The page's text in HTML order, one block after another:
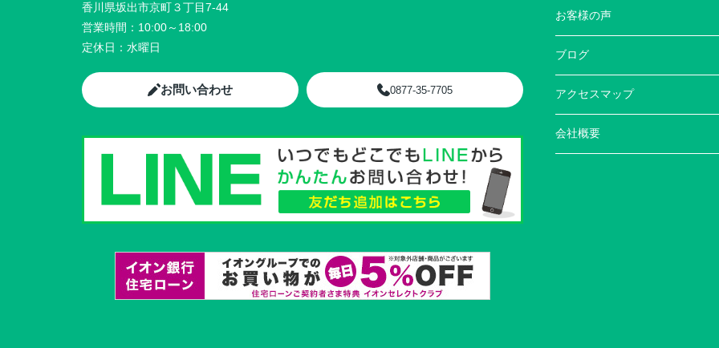
香川県坂出市京町３丁目7-44
営業時間： 10:00～18:00
定休日： 水曜日
お問い合わせ 0877-35-7705
お客様の声
ブログ
アクセスマップ
会社概要